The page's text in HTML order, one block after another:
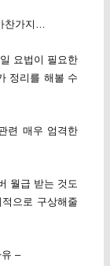
찬가지…
요법이 필요한
정리를 해볼 수
련 매우 엄격한
월급 받는 것도
으로 구상해줄
유 –